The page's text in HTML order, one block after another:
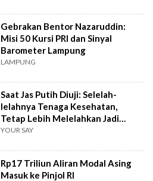
Gebrakan Bentor Nazaruddin:
Misi 50 Kursi PRI dan Sinyal
Barometer Lampung
LAMPUNG
Saat Jas Putih Diuji: Selelah-
lelahnya Tenaga Kesehatan,
Tetap Lebih Melelahkan Jadi
Pasien
YOUR SAY
Rp17 Triliun Aliran Modal Asing
Masuk ke Pinjol RI